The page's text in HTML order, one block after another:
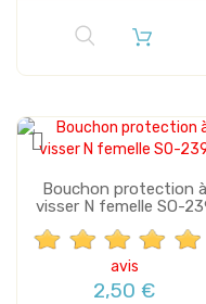
Bouchon protection à
visser N femelle SO-
avis
2,50 €